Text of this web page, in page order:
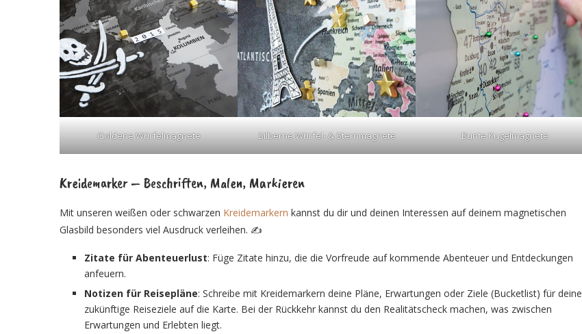
Goldene Würfelmagnete Silberne Würfel- & Sternmagnete Bunte Kugelmagnete
Kreidemarker – Beschriften, Malen, Markieren
Mit unseren weißen oder schwarzen Kreidemarkern kannst du dir und deinen Interessen auf deinem magnetischen
Glasbild besonders viel Ausdruck verleihen. ✍️
Zitate für Abenteuerlust: Füge Zitate hinzu, die die Vorfreude auf kommende Abenteuer und Entdeckungen
anfeuern.
Notizen für Reisepläne: Schreibe mit Kreidemarkern deine Pläne, Erwartungen oder Ziele (Bucketlist) für deine
zukünftige Reiseziele auf die Karte. Bei der Rückkehr kannst du den Realitätscheck machen, was zwischen
Erwartungen und Erlebten liegt.